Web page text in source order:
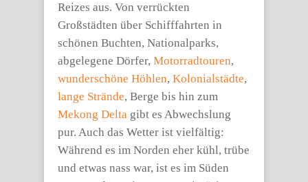
Reizes aus. Von verrückten
Großstädten über Schifffahrten in
schönen Buchten, Nationalparks,
abgelegene Dörfer, Motorradtouren,
wunderschöne Höhlen, Kolonialstädte,
lange Strände, Berge bis hin zum
Mekong Delta gibt es Abwechslung
pur. Auch das Wetter ist vielfältig:
Während es im Norden eher kühl, trübe
und etwas nass war, ist es im Süden